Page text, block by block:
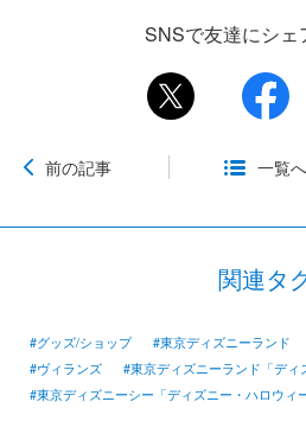
SNSで友達にシェ
前の記事 一覧へ
関連タ
#グッズ/ショップ #東京ディズニーランド
#ヴィランズ
#東京ディズニーランド「ディ
#東京ディズニーシー「ディズニー・ハロウィ